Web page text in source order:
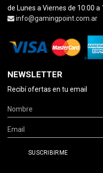
de Lunes a Viernes de 10:00 a
info@gamingpoint.com.ar
NEWSLETTER
Recibí ofertas en tu email